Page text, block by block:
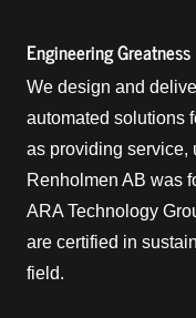
Engineering Greatness
We design and
automated solutions
as providing service,
Renholmen AB was
ARA Technology
are certified in
field.